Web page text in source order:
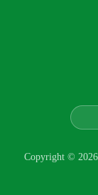
Copyright ©